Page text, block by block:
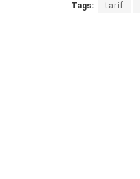
Tags: tarif